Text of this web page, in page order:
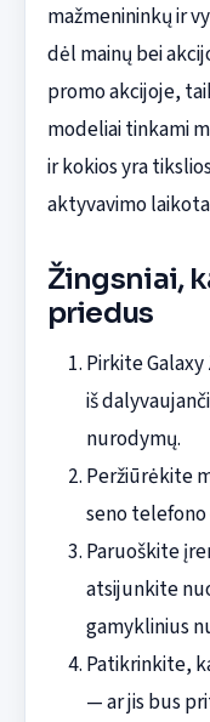
mažmenininkų ir
dėl mainų bei
promo akcijoje,
modeliai tinkami
ir kokios yra
aktyvavimo
Žingsniai,
priedus
Pirkite Galaxy
iš
nurodymų.
Peržiūrėkite
seno
Paruoškite
atsijunkite
gamyklinius
Patikrinkite,
— ar jis bus